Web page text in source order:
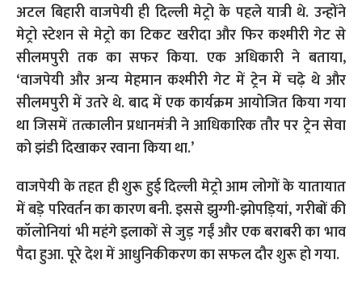
अटल बिहारी वाजपेयी ही दिल्ली मेट्रो के पहले यात्री थे. उन्होंने
मेट्रो स्टेशन से मेट्रो का टिकट खरीदा और फिर कश्मीरी गेट से
सीलमपुरी तक का सफर किया. एक अधिकारी ने बताया,
‘वाजपेयी और अन्य मेहमान कश्मीरी गेट में ट्रेन में चढ़े थे और
सीलमपुरी में उतरे थे. बाद में एक कार्यक्रम आयोजित किया गया
था जिसमें तत्कालीन प्रधानमंत्री ने आधिकारिक तौर पर ट्रेन सेवा
को झंडी दिखाकर रवाना किया था.’
वाजपेयी के तहत ही शुरू हुई दिल्ली मेट्रो आम लोगों के यातायात
में बड़े परिवर्तन का कारण बनी. इससे झुग्गी-झोपड़ियां, गरीबों की
कॉलोनियां भी महंगे इलाकों से जुड़ गईं और एक बराबरी का भाव
पैदा हुआ. पूरे देश में आधुनिकीकरण का सफल दौर शुरू हो गया.